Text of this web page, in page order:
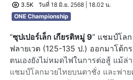
3.5K
วันที่ 18 มิ.ย. 2568 | 18.02 น.
ONE Championship
“ซุปเปอร์เล็ก เกียรติหมู่ 9” แชมป์โล
ฟลายเวต (125-135 ป.) ออกมาโต้ก
ตนเองยังไม่หมดไฟในการต่อสู้ แม้ล่
แชมป์โลกมวยไทยบนตาชั่ง และพ่า